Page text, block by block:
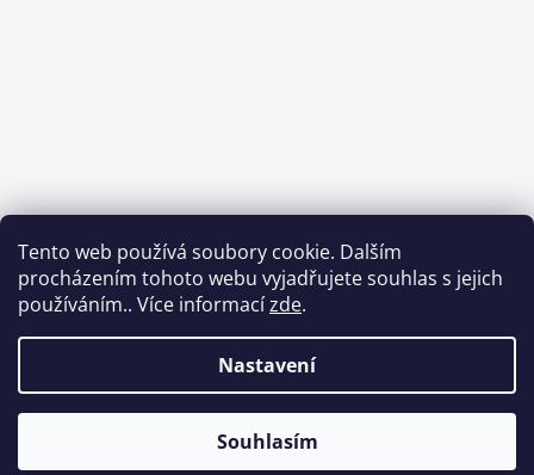
Tento web používá soubory cookie. Dalším
procházením tohoto webu vyjadřujete souhlas s jejich
používáním.. Více informacízde.
Nastavení
Souhlasím
Vytvořil Shoptet
Babycar s.r.o.